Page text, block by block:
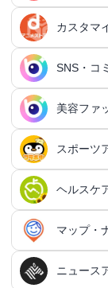
王道RPGア
アクション
シミュレー
ダンジョン
MMORPG
放置系RPG
美少女RPG
カードRPG
クイズRPG
3Dアクショ
アクション
MOBAアプリ
ステルスゲ
シミュレーシ
シミュレー
育成シミュ
戦略シミュ
箱庭シミュ
恋愛シミュ
歴史シミュ
メタバース
対戦・協力ゲ
対戦・協力
オンライン
協力・マル
シューティ
FPSアプリ
TPSアプリ
オンライン
縦スクシュ
アドベンチャ
アドベンチ
ミステリー
ホラーアド
サウンドノ
パズル・脳ト
パズル・脳
パズルゲー
脱出ゲーム
音楽ゲーム
音楽ゲーム
オープンワー
オープンワ
カジュアルゲ
家計簿アプリ
ふるさと納
貯金アプリ
スマホ決済
クレジット
投資アプリ
確定申告ア
ギャンブル
日記アプリ
交換日記ア
写真カレン
シンプルな
終活アプリ
行動記録アプ
行動記録ア
習慣化アプリ
ポイ活アプリ
ポイ活アプ
レシートポ
歩いてお金
登録でお金
スケジュー
リマインダ
時計アプリ
タイマーア
ライフログア
持ち物管理
生理周期ア
家事アプリ
家事アプリ
料理アプリ
育児アプリ
育児アプリ
防犯アプリ
タスク管理
タスク管理
個人タスク
タスク共有
プロジェク
QRコードア
QRコード作
janコード検
OCRアプリ
OCRアプリ
翻訳カメラ
議事録アプリ
議事録アプ
文字起こし
高音質ボイ
顧客管理ア
ファイル管理
ファイル管
クラウド保
名刺管理ア
会計アプリ
恋愛アプリ総合
マッチング
マッチング
20代向けマ
30代向けマ
40代向けマ
60代・シニ
出会いアプリ
カップルアプ
カップルア
カップル
記念日アプ
デートアプリ
デートスポ
恋愛診断ア
恋愛相談ア
女性の悩み解
カスタマ
カスタマイズア
IFTTTアプリ
オートクリ
ネットワーク
スピードテ
VPNアプリ
スマホ最適化
スマホ最適
メモリの確
パスワード
セキュリテ
キーボード
SNS・コ
SNS・コミュニ
SNSアプリ
SNSアプリ
X（Twitter
LINEアプリ
メールアプリ
フリーメー
チャットアプ
チャットア
SMSアプリ
電話アプリ
美容ファ
美容ファッショ
ヘア・メイク
メイク・ス
ネイルアプリ
ファッショ
ボディケア・
スポーツ
スポーツアプリ
陸上競技ア
陸上競技ア
テニスアプリ
ヘルスケ
ヘルスケアアプ
健康管理ア
マップ・
マップ・ナビア
ニュース